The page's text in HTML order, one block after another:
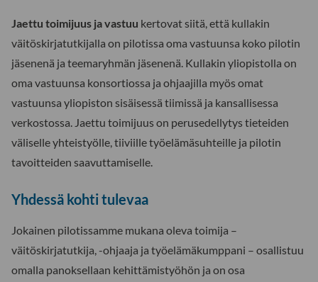
Jaettu toimijuus ja vastuu kertovat siitä, että kullakin
väitöskirjatutkijalla on pilotissa oma vastuunsa koko pilotin
jäsenenä ja teemaryhmän jäsenenä. Kullakin yliopistolla on
oma vastuunsa konsortiossa ja ohjaajilla myös omat
vastuunsa yliopiston sisäisessä tiimissä ja kansallisessa
verkostossa. Jaettu toimijuus on perusedellytys tieteiden
väliselle yhteistyölle, tiiviille työelämäsuhteille ja pilotin
tavoitteiden saavuttamiselle.
Yhdessä kohti tulevaa
Jokainen pilotissamme mukana oleva toimija –
väitöskirjatutkija, -ohjaaja ja työelämäkumppani – osallistuu
omalla panoksellaan kehittämistyöhön ja on osa